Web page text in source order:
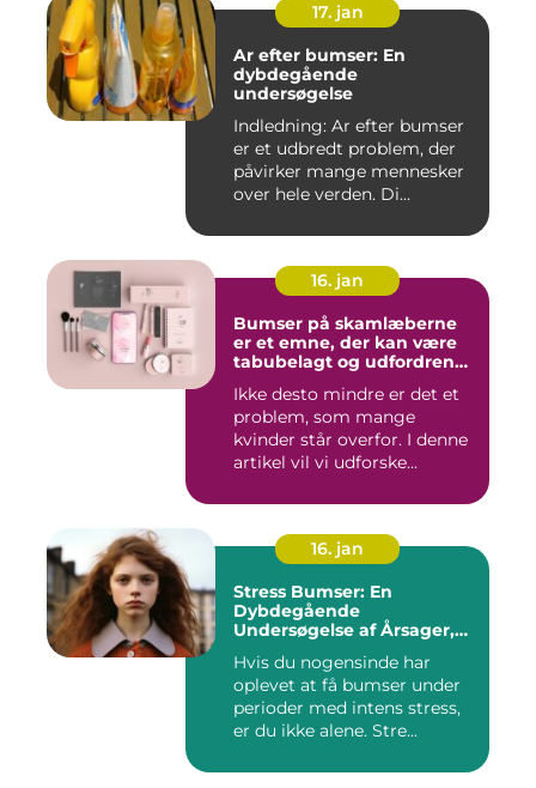
17. jan
Ar efter bumser: En
dybdegående
undersøgelse
Indledning: Ar efter bumser
er et udbredt problem, der
påvirker mange mennesker
over hele verden. Di...
16. jan
Bumser på skamlæberne
er et emne, der kan være
tabubelagt og udfordrende
Ikke desto mindre er det et
problem, som mange
kvinder står overfor. I denne
artikel vil vi udforske...
16. jan
Stress Bumser: En
Dybdegående
Undersøgelse af Årsager,
Hvis du nogensinde har
oplevet at få bumser under
perioder med intens stress,
er du ikke alene. Stre...